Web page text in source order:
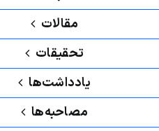
مقالات
تحقیقات
یادداشت‌ها
مصاحبه‌ها